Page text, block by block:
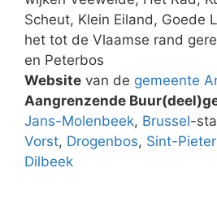
Scheut, Klein Eiland, Goede
het tot de Vlaamse rand
en Peterbos
Website van de gemeente
Aangrenzende
Jans-Molenbeek, Brussel-
Vorst, Drogenbos, Sint-
Dilbeek